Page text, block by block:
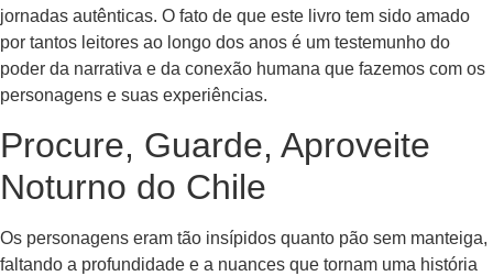
jornadas autênticas. O fato de que este livro tem sido amado
por tantos leitores ao longo dos anos é um testemunho do
poder da narrativa e da conexão humana que fazemos com os
personagens e suas experiências.
Procure, Guarde, Aproveite
Noturno do Chile
Os personagens eram tão insípidos quanto pão sem manteiga,
faltando a profundidade e a nuances que tornam uma história